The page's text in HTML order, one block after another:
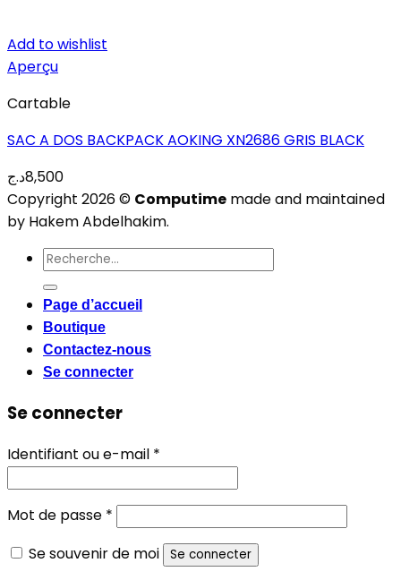
Add to wishlist
Aperçu
Cartable
SAC A DOS BACKPACK AOKING XN2686 GRIS BLACK
8,500د.ج
Copyright 2026 © Computime made and maintained
by Hakem Abdelhakim.
Recherche
pour :
Page d’accueil
Boutique
Contactez-nous
Se connecter
Se connecter
Identifiant ou e-mail *
Mot de passe *
Se souvenir de moi
Se connecter